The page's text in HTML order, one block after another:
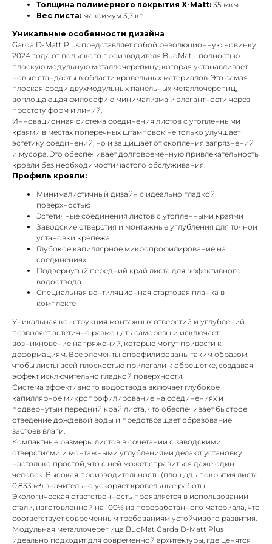
Толщина полимерного покрытия X-Matt: 35 мкм
Вес листа: максимум 3,7 кг
Уникальные особенности дизайна
Garda D-Matt Plus представляет собой революционную новинку
2024 года от польского производителя BudMat - полностью
плоскую модульную металлочерепицу, которая устанавливает
новые стандарты в области кровельных материалов. Это самая
плоская среди двухмодульных панельных металлочерепиц,
воплощающая философию минимализма и элегантности через
простоту форм и линий.
Инновационная система соединения листов с утопленными
краями в местах поперечных штамповок не только улучшает
эстетику соединений, но и защищает от скопления загрязнений
и мусора. Это обеспечивает долговременную привлекательность
кровли без необходимости частого обслуживания.
Профиль кровли:
Минималистичный дизайн с идеально гладкой
поверхностью
Эстетичные соединения листов с утопленными краями
Заводские отверстия и монтажные углубления для точной
установки крепежа
Глубокое капиллярное микропрофилирование на
соединениях
Подвернутый передний край листа для эффективного
водоотвода
Специальная вентиляционная стартовая планка в
комплекте
Уникальная конструкция монтажных отверстий и углублений
позволяет эстетично размещать саморезы и исключает
возникновение напряжений, которые могут привести к
деформациям. Все элементы спрофилированы таким образом,
чтобы листы всей плоскостью прилегали к обрешетке, создавая
эффект исключительно гладкой поверхности.
Система эффективного водоотвода включает глубокое
капиллярное микропрофилирование на соединениях и
подвернутый передний край листа, что обеспечивает быстрое
отведение дождевой воды и предотвращает образование
застоев влаги.
Компактные размеры листов в сочетании с заводскими
отверстиями и монтажными углублениями делают установку
настолько простой, что с ней может справиться даже один
человек. Высокая производительность (площадь покрытия листа
0,833 м²) значительно ускоряет кровельные работы.
Экологическая ответственность проявляется в использовании
стали, изготовленной на 100% из переработанного материала, что
соответствует современным требованиям устойчивого развития.
Модульная металлочерепица BudMat Garda D-Matt Plus
идеально подходит для современной архитектуры, где ценятся